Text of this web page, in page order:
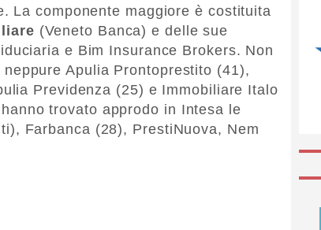
La componente maggiore è costituita
(Veneto Banca) e delle sue
e Bim Insurance Brokers. Non
Apulia Prontoprestito (41),
Previdenza (25) e Immobiliare Italo
trovato approdo in Intesa le
Farbanca (28), PrestiNuova, Nem